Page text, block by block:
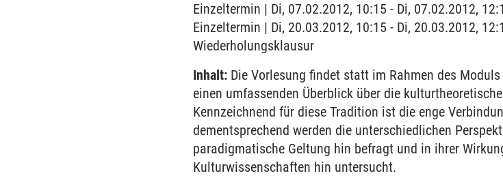
Einzeltermin | Di, 07.02.2012, 10:15 - Di, 07.02.2012,
Einzeltermin | Di, 20.03.2012, 10:15 - Di, 20.03.2012,
Wiederholungsklausur
Inhalt: Die Vorlesung findet statt im Rahmen des
einen umfassenden Überblick über die
Kennzeichnend für diese Tradition ist die enge
dementsprechend werden die unterschiedlichen
paradigmatische Geltung hin befragt und in ihrer
Kulturwissenschaften hin untersucht.